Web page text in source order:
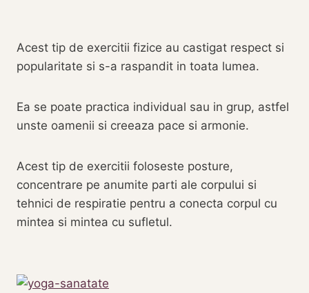
Acest tip de exercitii fizice au castigat respect si
popularitate si s-a raspandit in toata lumea.
Ea se poate practica individual sau in grup, astfel
unste oamenii si creeaza pace si armonie.
Acest tip de exercitii foloseste posture,
concentrare pe anumite parti ale corpului si
tehnici de respiratie pentru a conecta corpul cu
mintea si mintea cu sufletul.